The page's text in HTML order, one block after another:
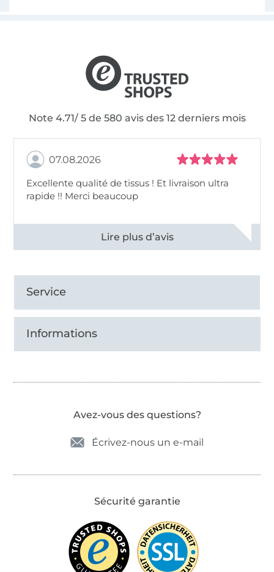
Note 4.71/ 5 de 580 avis des 12 derniers mois
07.08.2026
Excellente qualité de tissus ! Et livraison ultra
rapide !! Merci beaucoup
Voir tous les 11496 commentaires
Service
Informations
Avez-vous des questions?
Écrivez-nous un e-mail
Sécurité garantie